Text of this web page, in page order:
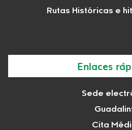
Rutas Históricas e
Enlaces
Sede
Cita